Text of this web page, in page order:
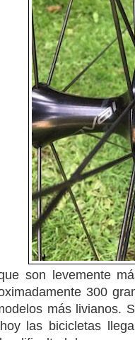
son levemente
300
más livianos.
las bicicletas